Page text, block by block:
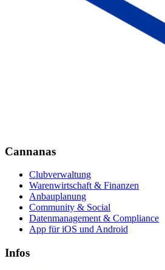
Cannanas
Clubverwaltung
Warenwirtschaft & Finanzen
Anbauplanung
Community & Social
Datenmanagement & Compliance
App für iOS und Android
Infos